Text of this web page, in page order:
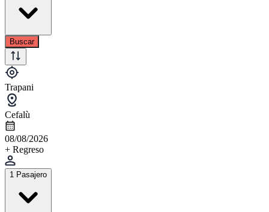
Buscar
Trapani
Cefalù
08/08/2026
+ Regreso
1 Pasajero